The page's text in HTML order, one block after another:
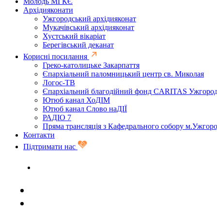
Архідияконати
Ужгородський архідияконат
Мукачівський архідияконат
Хустський вікаріат
Берегівський деканат
Корисні посилання
Греко-католицьке Закарпаття
Єпархіальний паломницький центр св. Миколая
Логос-ТВ
Єпархіальний благодійний фонд CARITAS
Ютюб канал ХоДІМ
Ютюб канал Слово наДІЇ
РАДІО 7
Пряма трансляція з Кафедрального собору
Контакти
Підтримати нас